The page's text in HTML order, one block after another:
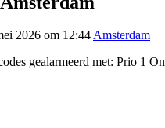
2026 om 12:44Amsterdam
gealarmeerd met: Prio 1